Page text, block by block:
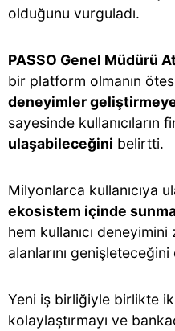
olduğunu vurguladı.
PASSO Genel Müdürü
bir platform olmanın
deneyimler geliştirmeye
sayesinde kullanıcıların
ulaşabileceğini belirtti.
Milyonlarca kullanıcıya
ekosistem içinde
hem kullanıcı
alanlarını
Yeni iş birliğiyle birlikte
kolaylaştırmayı ve